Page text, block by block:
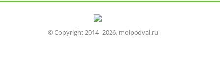
© Copyright 2014–2026, moipodval.ru